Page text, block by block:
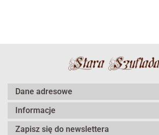
Dane adresowe
Informacje
Zapisz się do newslettera